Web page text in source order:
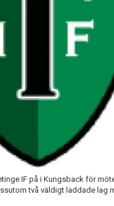
IF på i Kungsback för
två väldigt laddade lag